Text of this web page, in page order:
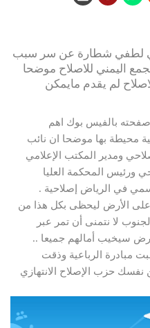
لطفي شطارة عن سر سبب
اليمني للاصلاح موضحا
لم يقدم مايمكن
بالفيس بوك اهم
محيطة بها موضحا ان نائب
ومدير المكتب الإعلامي
ورئيس المحكمة العليا
في الرياض إصلاحية .
على الأرض ليحظى بكل هذا من
لا نتمنى أن تمر عبر
سيخيب أمالهم جميعا ..
مبادرة الرباعية وذقت
حزب الإصلاح الانتهازي